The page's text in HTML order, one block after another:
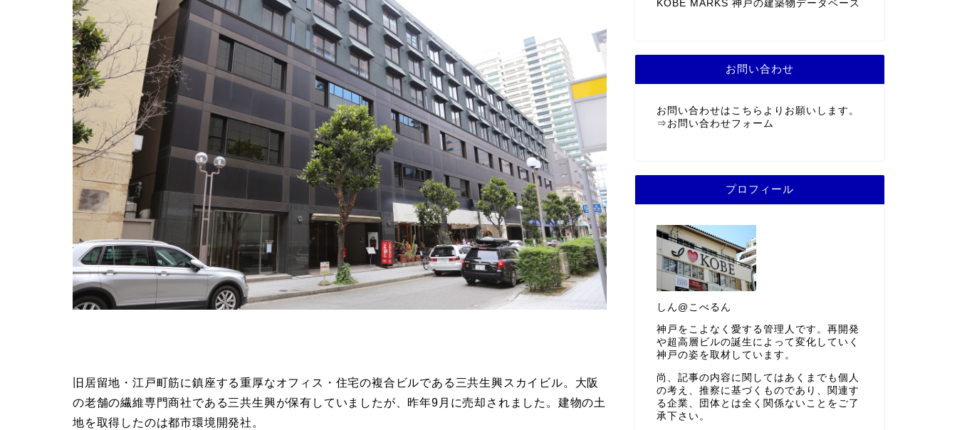
旧居留地・江戸町筋に鎮座する重厚なオフィス・住宅の複合ビルである三共生興スカイビル。大阪
の老舗の繊維専門商社である三共生興が保有していましたが、昨年9月に売却されました。建物の土
地を取得したのは都市環境開発社。
KOBE MARKS 神戸の建築物データベース
お問い合わせ
お問い合わせはこちらよりお願いします。
⇒ お問い合わせフォーム
プロフィール
しん@こべるん
神戸をこよなく愛する管理人です。再開発
や超高層ビルの誕生によって変化していく
神戸の姿を取材しています。
尚、記事の内容に関してはあくまでも個人
の考え、推察に基づくものであり、関連す
る企業、団体とは全く関係ないことをご了
承下さい。